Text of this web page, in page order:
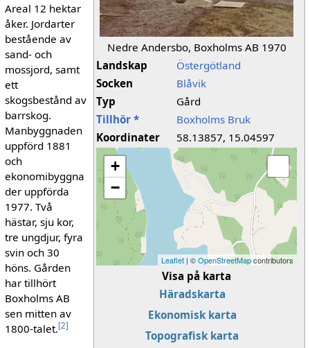
Nedre Andersbo, Boxholms AB 1970
Landskap
Östergötland
Socken
Blåvik
Typ
Gård
Tillhör *
Boxholms Bruk
Koordinater
58.13857, 15.04597
+
−
Leaflet | ©OpenStreetMapcontributors
Visa på karta
Häradskarta
Ekonomisk karta
Topografisk karta
Areal 12 hektar
åker. Jordarter
bestående av
sand- och
mossjord, samt
ett
skogsbestånd av
barrskog.
Manbyggnaden
uppförd 1881
och
ekonomibyggna
der uppförda
1977. Två
hästar, sju kor,
tre ungdjur, fyra
svin och 30
höns. Gården
har tillhört
Boxholms AB
sen mitten av
1800-talet.[2]